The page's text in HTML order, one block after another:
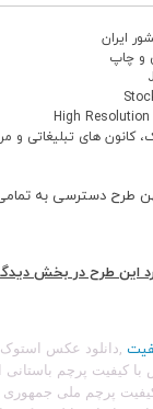
ایران
و چاپ
کانون های تبلیغاتی و
طرح دسترسی به
این طرح در بخش
,دانلود عکس استوک
با کیفیت پرچم
پرچم ملی جمهوری